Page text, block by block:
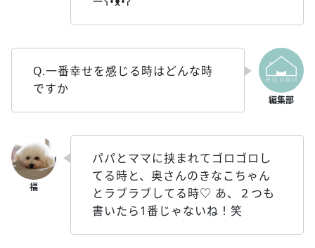
Q.一番幸せを感じる時はどんな時
ですか
パパとママに挟まれてゴロゴロし
てる時と、奥さんのきなこちゃん
とラブラブしてる時♡ あ、２つも
書いたら1番じゃないね！笑